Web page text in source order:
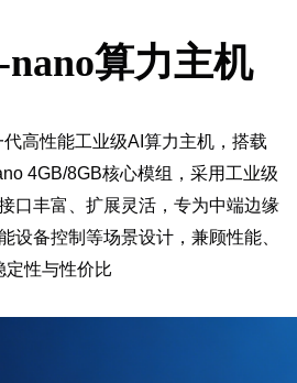
nano算力主机
高性能工业级AI算力主机，搭载
4GB/8GB核心模组，采用工业级
口丰富、扩展灵活，专为中端边缘
设备控制等场景设计，兼顾性能、
定性与性价比